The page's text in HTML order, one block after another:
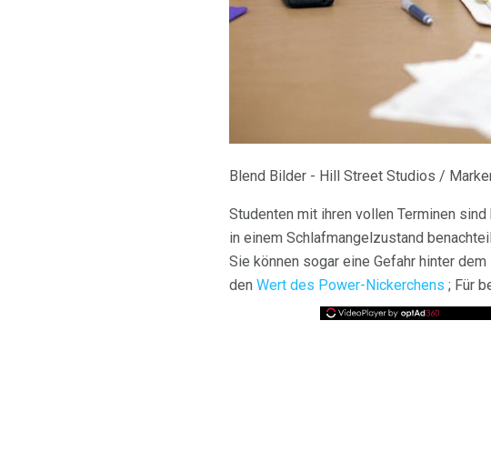
Blend Bilder - Hill Street Studios /
Studenten mit ihren vollen Terminen
in einem Schlafmangelzustand
Sie können sogar eine Gefahr hinter
den Wert des Power-Nickerchens ; Für